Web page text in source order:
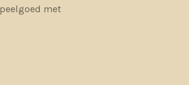
met